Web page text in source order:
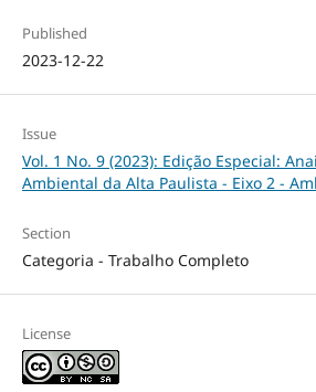
Published
2023-12-22
Issue
Vol. 1 No. 9 (2023): Edição Especial:
Ambiental da Alta Paulista - Eixo 2 -
Section
Categoria - Trabalho Completo
License